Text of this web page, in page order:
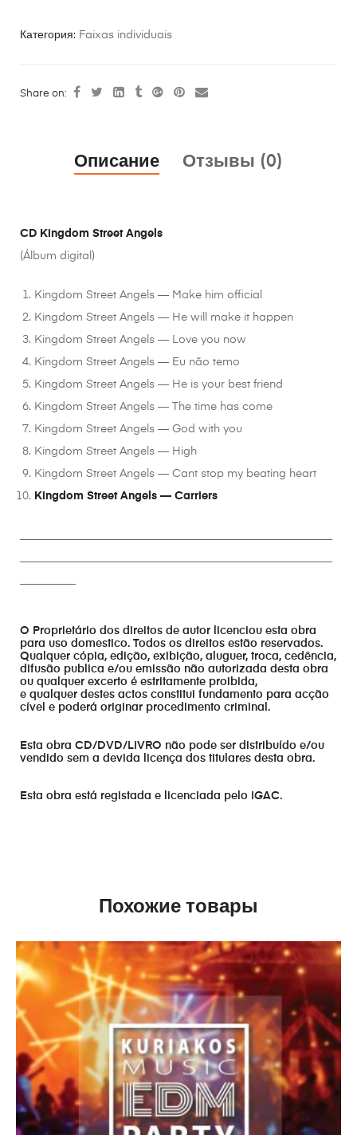
Категория: Faixas individuais
Share on:
Описание Отзывы (0)
CD Kingdom Street Angels
(Álbum digital)
Kingdom Street Angels — Make him official
Kingdom Street Angels — He will make it happen
Kingdom Street Angels — Love you now
Kingdom Street Angels — Eu não temo
Kingdom Street Angels — He is your best friend
Kingdom Street Angels — The time has come
Kingdom Street Angels — God with you
Kingdom Street Angels — High
Kingdom Street Angels — Cant stop my beating heart
Kingdom Street Angels — Carriers
O Proprietário dos direitos de autor licenciou esta obra
para uso domestico. Todos os direitos estão reservados.
Qualquer cópia, edição, exibição, aluguer, troca, cedência,
difusão publica e/ou emissão não autorizada desta obra
ou qualquer excerto é estritamente proibida,
e qualquer destes actos constitui fundamento para acção
cível e poderá originar procedimento criminal.
Esta obra CD/DVD/LIVRO não pode ser distribuído e/ou
vendido sem a devida licença dos titulares desta obra.
Esta obra está registada e licenciada pelo IGAC.
Похожие товары